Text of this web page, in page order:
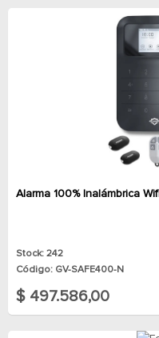
Alarma 100% Inalámbrica
Stock: 242
Código: GV-SAFE400-N
$ 497.586,00